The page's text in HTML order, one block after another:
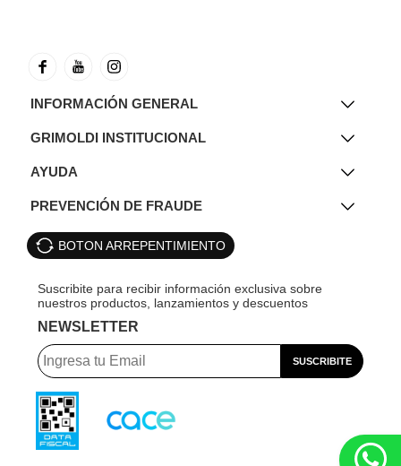
INFORMACIÓN GENERAL
GRIMOLDI INSTITUCIONAL
AYUDA
PREVENCIÓN DE FRAUDE
BOTON ARREPENTIMIENTO
NEWSLETTER